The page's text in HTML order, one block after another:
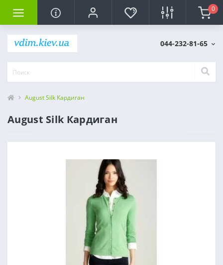
0
044-232-81-65
August Silk Кардиган
August Silk Кардиган